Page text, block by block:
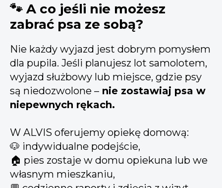
🐾 A co jeśli nie możesz
zabrać psa ze sobą?
Nie każdy wyjazd jest dobrym pomysłem
dla pupila. Jeśli planujesz lot samolotem,
wyjazd służbowy lub miejsce, gdzie psy
są niedozwolone – nie zostawiaj psa w
niepewnych rękach.
W ALVIS oferujemy opiekę domową:
🐶 indywidualne podejście,
🏠 pies zostaje w domu opiekuna lub we
własnym mieszkaniu,